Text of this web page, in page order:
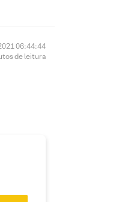
06:44:44
de leitura